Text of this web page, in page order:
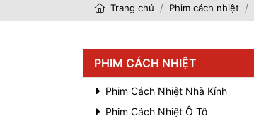
Trang chủ Phim cách nhiệt
PHIM CÁCH NHIỆT
Phim Cách Nhiệt Nhà Kính
Phim Cách Nhiệt Ô Tô